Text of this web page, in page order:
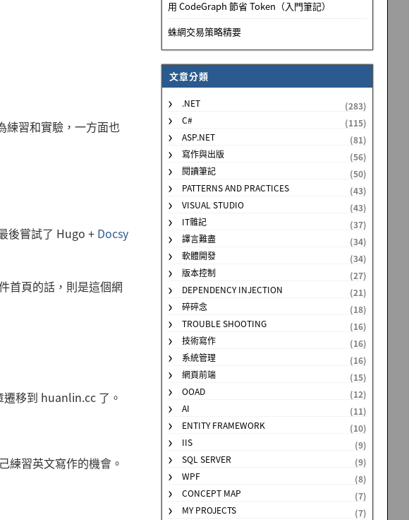
練習和實驗，一方面也
後嘗試了 Hugo + Docsy
首頁的話，則是這個網
移到 huanlin.cc 了。
練習英文寫作的機會。
用 CodeGraph 節省 Token（入門筆記）
蛛網交易策略精要
文章分類
.NET
(283)
C#
(115)
ASP.NET
(81)
寫作與出版
(56)
閱讀筆記
(50)
PATTERNS AND PRACTICES
(43)
VISUAL STUDIO
(43)
IT雜記
(37)
譯言難盡
(34)
軟體開發
(34)
版本控制
(27)
DEPENDENCY INJECTION
(21)
碎碎念
(18)
TROUBLE SHOOTING
(16)
技術寫作
(16)
系統管理
(16)
網頁前端
(15)
OOAD
(12)
AI
(11)
ENTITY FRAMEWORK
(10)
IIS
(9)
SQL SERVER
(9)
WPF
(8)
CONCEPT MAP
(7)
MY PROJECTS
(7)